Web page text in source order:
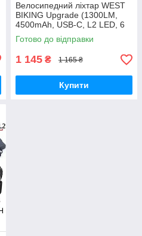
Велосипедний ліхтар WEST
BIKING Upgrade (1300LM,
4500mAh, USB-C, L2 LED, 6
Mode, IPX6, Відмінне
кріплення)
Готово до відправки
1 145 ₴ 1 165 ₴
Купити